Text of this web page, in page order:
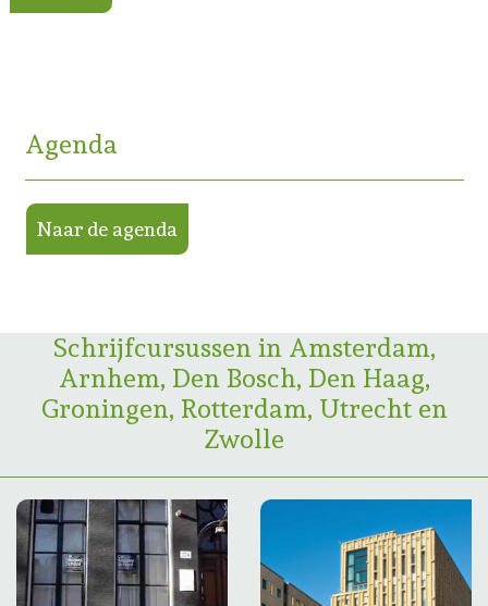
Agenda
Naar de agenda
Schrijfcursussen in Amsterdam,
Arnhem, Den Bosch, Den Haag,
Groningen, Rotterdam, Utrecht en
Zwolle